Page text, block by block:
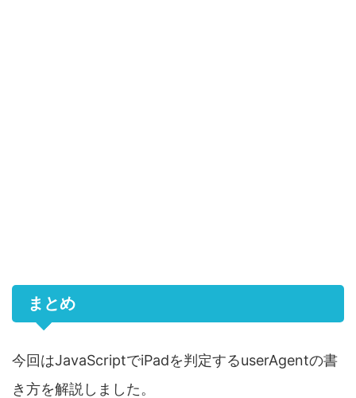
まとめ
今回はJavaScriptでiPadを判定するuserAgentの書
き方を解説しました。